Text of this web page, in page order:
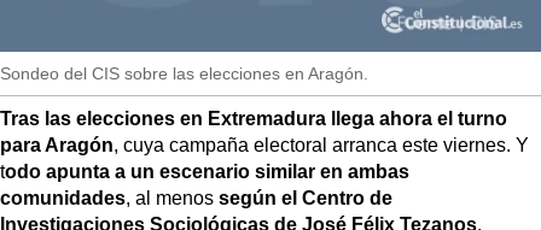
Sondeo del CIS sobre las elecciones en Aragón.
Tras las elecciones en Extremadura llega ahora el turno
para Aragón, cuya campaña electoral arranca este viernes. Y
todo apunta a un escenario similar en ambas
comunidades, al menos según el Centro de
Investigaciones Sociológicas de José Félix Tezanos.